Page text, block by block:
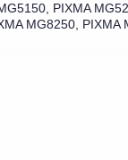
PIXMA
MG8250, PIXMA